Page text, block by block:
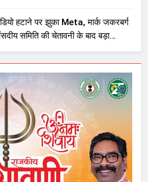
हटाने पर झुका Meta, मार्क जकरबर्ग
समिति की चेतावनी के बाद बड़ा